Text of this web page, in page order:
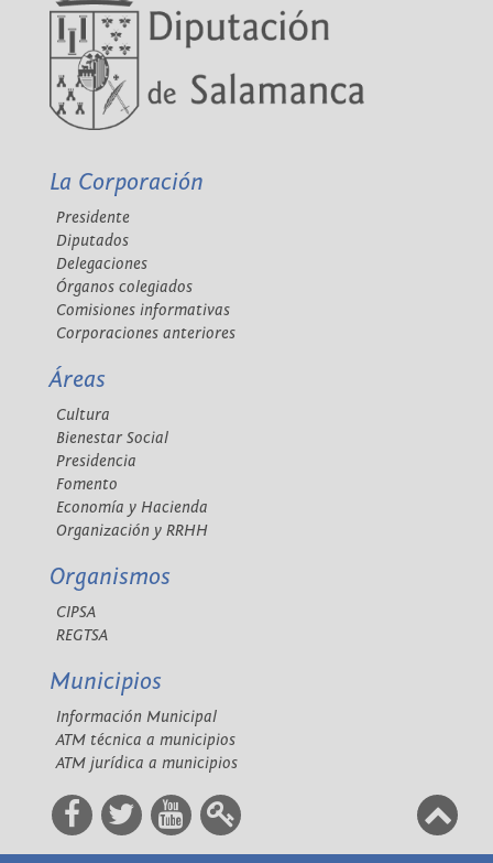
La Corporación
Presidente
Diputados
Delegaciones
Órganos colegiados
Comisiones informativas
Corporaciones anteriores
Áreas
Cultura
Bienestar Social
Presidencia
Fomento
Economía y Hacienda
Organización y RRHH
Organismos
CIPSA
REGTSA
Municipios
Información Municipal
ATM técnica a municipios
ATM jurídica a municipios